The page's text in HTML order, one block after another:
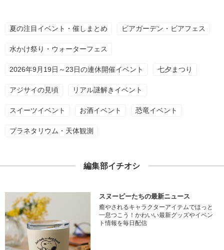
夏の注目イベント・催しまとめ ビアガーデン・ビアフェス
水かけ祭り・ウォーターフェス
2026年9月19日～23日の連休開催イベント 七夕まつり
アジサイの見頃 リアル謎解きイベント
スイーツイベント お酒イベント 恐竜イベント
プラネタリウム・天体観測
編集部イチオシ
スヌーピーたちの最新ニュース
癒やされるキャラクターアイテムでほっと
一息つこう！かわいい最新グッズやイベン
ト情報を毎日配信